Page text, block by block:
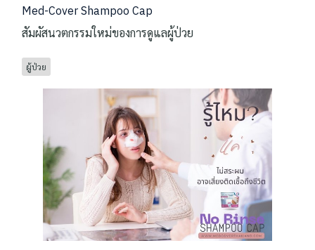
Med-Cover Shampoo Cap
สัมผัสนวตกรรมใหม่ของการดูแลผู้ป่วย
ผู้ป่วย